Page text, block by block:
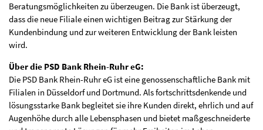
Beratungsmöglichkeiten zu überzeugen. Die Bank ist überzeugt,
dass die neue Filiale einen wichtigen Beitrag zur Stärkung der
Kundenbindung und zur weiteren Entwicklung der Bank leisten
wird.
Über die PSD Bank Rhein-Ruhr eG:
Die PSD Bank Rhein-Ruhr eG ist eine genossenschaftliche Bank mit
Filialen in Düsseldorf und Dortmund. Als fortschrittsdenkende und
lösungsstarke Bank begleitet sie ihre Kunden direkt, ehrlich und auf
Augenhöhe durch alle Lebensphasen und bietet maßgeschneiderte